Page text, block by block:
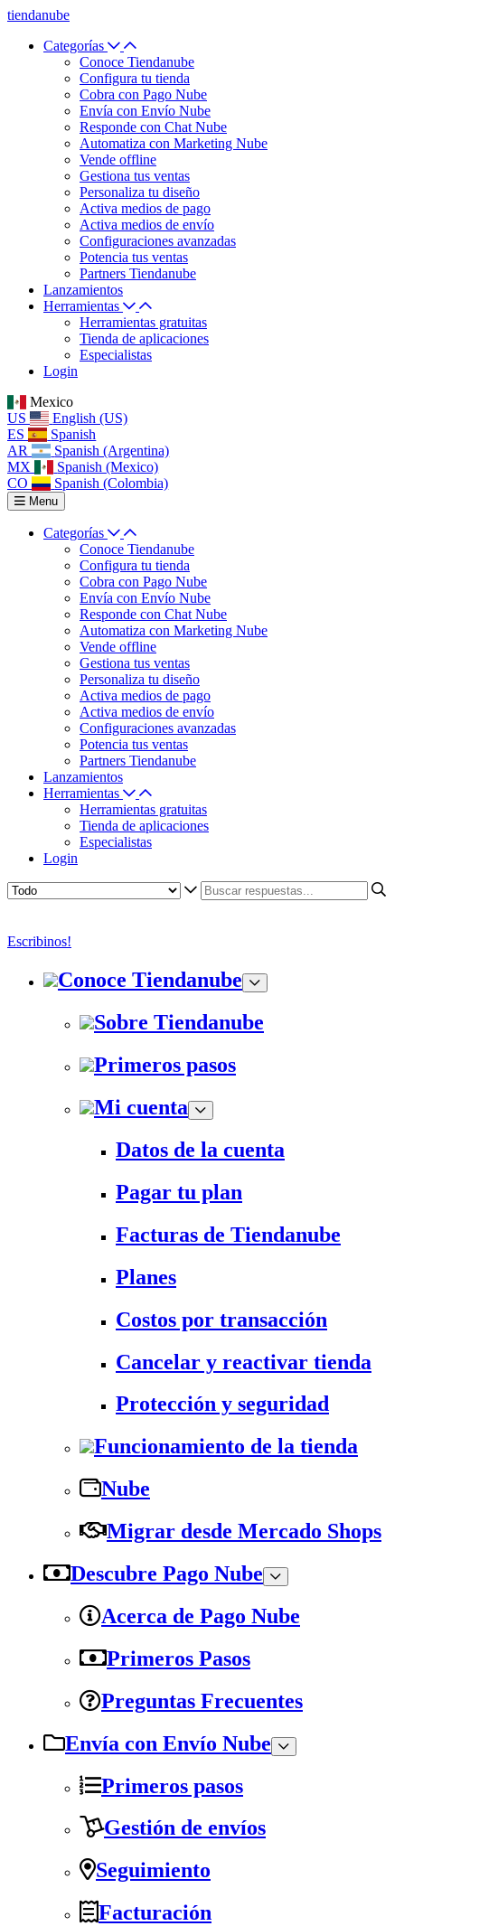
tiendanube
Categorías
Conoce Tiendanube
Configura tu tienda
Cobra con Pago Nube
Envía con Envío Nube
Responde con Chat Nube
Automatiza con Marketing Nube
Vende offline
Gestiona tus ventas
Personaliza tu diseño
Activa medios de pago
Activa medios de envío
Configuraciones avanzadas
Potencia tus ventas
Partners Tiendanube
Lanzamientos
Herramientas
Herramientas gratuitas
Tienda de aplicaciones
Especialistas
Login
Mexico
US
English (US)
ES
Spanish
AR
Spanish (Argentina)
MX
Spanish (Mexico)
CO
Spanish (Colombia)
Menu
Categorías
Conoce Tiendanube
Configura tu tienda
Cobra con Pago Nube
Envía con Envío Nube
Responde con Chat Nube
Automatiza con Marketing Nube
Vende offline
Gestiona tus ventas
Personaliza tu diseño
Activa medios de pago
Activa medios de envío
Configuraciones avanzadas
Potencia tus ventas
Partners Tiendanube
Lanzamientos
Herramientas
Herramientas gratuitas
Tienda de aplicaciones
Especialistas
Login
Escribinos!
Conoce Tiendanube
Sobre Tiendanube
Primeros pasos
Mi cuenta
Datos de la cuenta
Pagar tu plan
Facturas de Tiendanube
Planes
Costos por transacción
Cancelar y reactivar tienda
Protección y seguridad
Funcionamiento de la tienda
Nube
Migrar desde Mercado Shops
Descubre Pago Nube
Acerca de Pago Nube
Primeros Pasos
Preguntas Frecuentes
Envía con Envío Nube
Primeros pasos
Gestión de envíos
Seguimiento
Facturación